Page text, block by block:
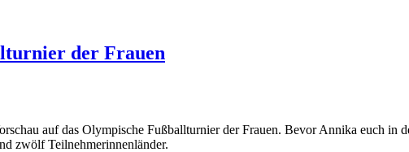
der Frauen
auf das Olympische Fußballturnier der Frauen. Bevor Annika euch in
zwölf Teilnehmerinnenländer.